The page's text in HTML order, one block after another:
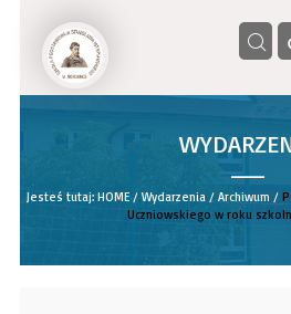
__
Jesteś tutaj:HOME /Wydarzenia /Archiwum /
Uczniowskiego w roku